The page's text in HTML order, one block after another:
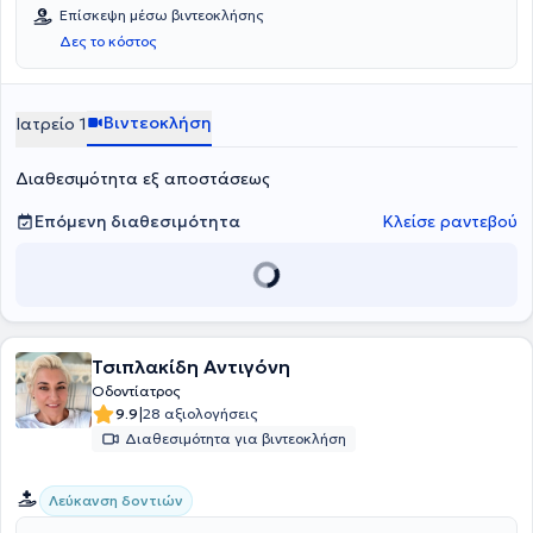
Επίσκεψη μέσω βιντεοκλήσης
Δες το κόστος
Ιατρείο 1 Βιντεοκλήση
Διαθεσιμότητα εξ αποστάσεως
Επόμενη διαθεσιμότητα
Κλείσε ραντεβού
Τσιπλακίδη Αντιγόνη
Οδοντίατρος
9.9|28 αξιολογήσεις
Διαθεσιμότητα για βιντεοκλήση
Λεύκανση δοντιών